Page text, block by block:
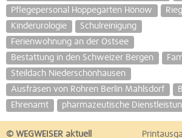
Pflegepersonal Hoppegarten Hönow
Kinderurologie
Schulreinigung
Ferienwohnung an der Ostsee
Bestattung in den Schweizer Bergen
Steildach Niederschönhausen
Ausfräsen von Rohren Berlin Mahlsdorf
Ehrenamt
pharmazeutische
© WEGWEISER aktuell